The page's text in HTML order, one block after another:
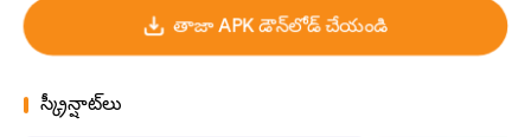
తాజా APK డౌన్‌లోడ్ చేయండి
స్క్రీన్షాట్‌లు